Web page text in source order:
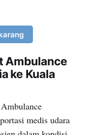
Ambulance
ke Kuala
medis udara